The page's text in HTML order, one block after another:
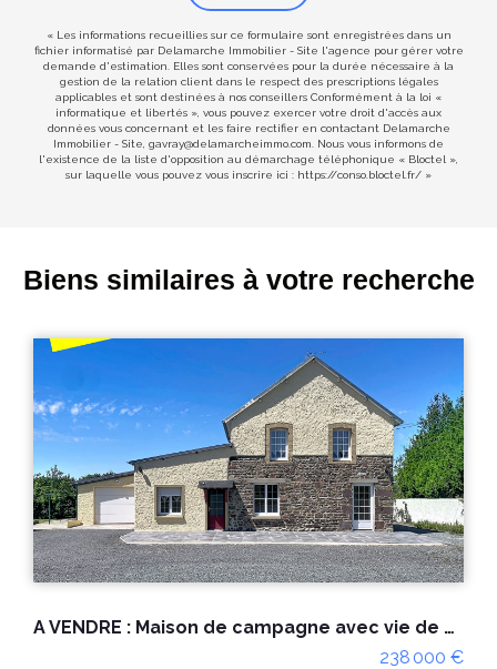
« Les informations recueillies sur ce formulaire sont enregistrées dans un
fichier informatisé par Delamarche Immobilier - Site l'agence pour gérer votre
demande d'estimation. Elles sont conservées pour la durée nécessaire à la
gestion de la relation client dans le respect des prescriptions légales
applicables et sont destinées à nos conseillers Conformément à la loi «
informatique et libertés », vous pouvez exercer votre droit d'accès aux
données vous concernant et les faire rectifier en contactant Delamarche
Immobilier - Site, gavray@delamarcheimmo.com. Nous vous informons de
l'existence de la liste d'opposition au démarchage téléphonique « Bloctel »,
sur laquelle vous pouvez vous inscrire ici : https://conso.bloctel.fr/ »
Biens similaires à votre recherche
273 000 €